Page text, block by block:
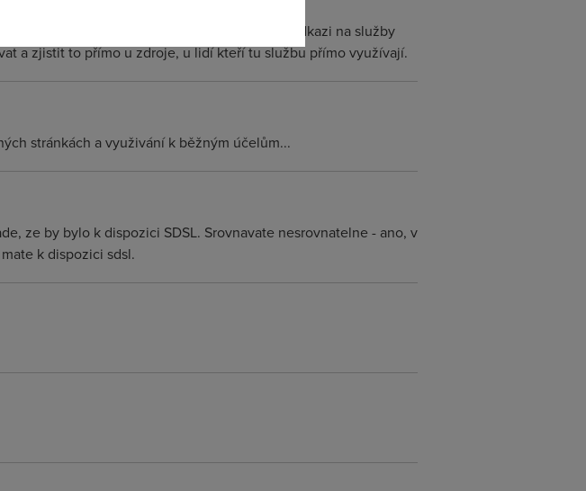
se Vám nepodaří přímo na internetu najít odkazi na služby
a zjistit to přímo u zdroje, u lidí kteří tu službu přímo využívají.
stránkách a využivání k běžným účelům...
ze by bylo k dispozici SDSL. Srovnavate nesrovnatelne - ano, v
k dispozici sdsl.